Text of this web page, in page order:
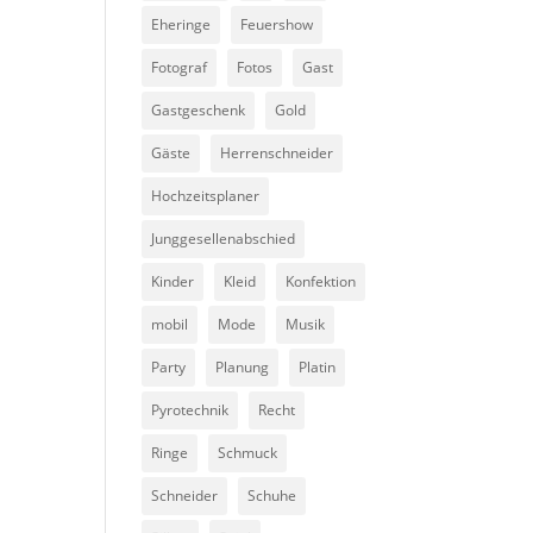
Eheringe Feuershow
Fotograf Fotos Gast
Gastgeschenk Gold
Gäste Herrenschneider
Hochzeitsplaner
Junggesellenabschied
Kinder Kleid Konfektion
mobil Mode Musik
Party Planung Platin
Pyrotechnik Recht
Ringe Schmuck
Schneider Schuhe